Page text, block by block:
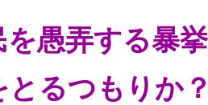
を愚弄する暴
とるつもりか